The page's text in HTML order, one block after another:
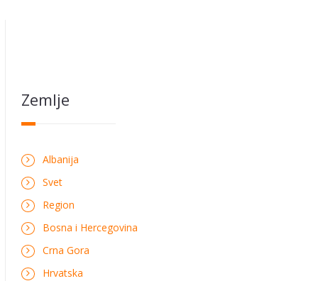
Zemlje
Albanija
Svet
Region
Bosna i Hercegovina
Crna Gora
Hrvatska